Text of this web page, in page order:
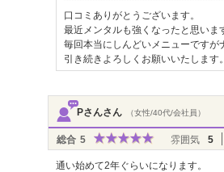
口コミありがとうございます。
最近メンタルも強くなったと思いま
毎回本当にしんどいメニューですが
引き続きよろしくお願いいたします。
Pさんさん （女性/40代/会社員）
総合 5 雰囲気 5
通い始めて2年ぐらいになります。